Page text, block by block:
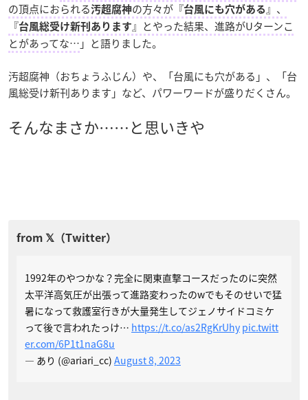
の頂点におられる汚超腐神の方々が『台風にも穴がある』、
『台風総受け新刊あります』とやった結果、進路がUターンこ
とがあってな… 」と語りました。
汚超腐神（おちょうふじん）や、「台風にも穴がある」、「台
風総受け新刊あります」など、パワーワードが盛りだくさん。
そんなまさか……と思いきや
1992年のやつかな？完全に関東直撃コースだったのに突然
太平洋高気圧が出張って進路変わったのwでもそのせいで猛
暑になって救護室行きが大量発生してジェノサイドコミケ
って後で言われたっけ… https://t.co/as2RgKrUhy pic.twitt
er.com/6P1t1naG8u
— あり (@ariari_cc) August 8, 2023